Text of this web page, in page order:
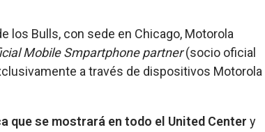
los Bulls, con sede en Chicago, Motorola
Mobile Smpartphone partner(socio oficial
a través de dispositivos Motorola
se mostrará en todo el United Center y